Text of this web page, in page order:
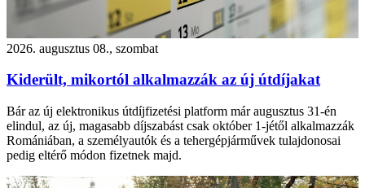
2026. augusztus 08., szombat
Kiderült, mikortól alkalmazzák az új útdíjakat
Bár az új elektronikus útdíjfizetési platform már augusztus 31-én
elindul, az új, magasabb díjszabást csak október 1-jétől alkalmazzák
Romániában, a személyautók és a tehergépjárművek tulajdonosai
pedig eltérő módon fizetnek majd.